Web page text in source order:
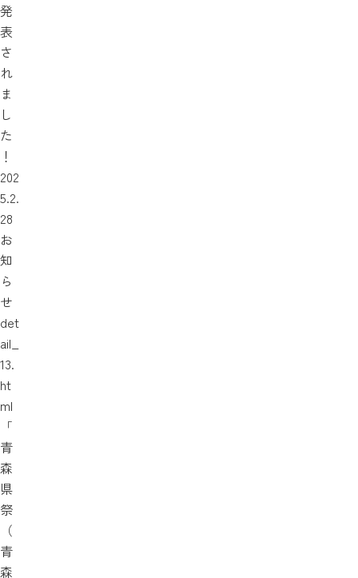
発
表
さ
れ
ま
し
た
！
202
5.2.
28
お
知
ら
せ
det
ail_
13.
ht
ml
「
青
森
県
祭
（
青
森